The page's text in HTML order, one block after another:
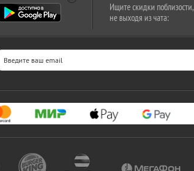
Ищите скидки поблизости,
не выходя из чата: